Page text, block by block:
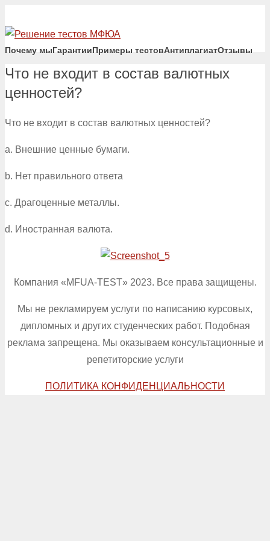
Почему мыГарантииПримеры тестовАнтиплагиатОтзывы
Что не входит в состав валютных
ценностей?
Что не входит в состав валютных ценностей?
a. Внешние ценные бумаги.
b. Нет правильного ответа
c. Драгоценные металлы.
d. Иностранная валюта.
Компания «MFUA-TEST» 2023. Все права защищены.
Мы не рекламируем услуги по написанию курсовых,
дипломных и других студенческих работ. Подобная
реклама запрещена. Мы оказываем консультационные и
репетиторские услуги
ПОЛИТИКА КОНФИДЕНЦИАЛЬНОСТИ